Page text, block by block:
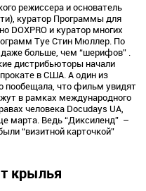
режиссера и основатель
куратор Программы для
DOXPRO и куратор многих
Туе Стин Мюллер. По
больше, чем “шерифов” .
дистрибьюторы начали
в США. А один из
пообещала, что фильм увидят
в рамках международного
человека Docudays UA,
марта. Ведь “Диксиленд” –
“визитной карточкой”
крылья